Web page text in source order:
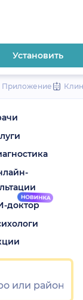
Установить
Приложение
доктор